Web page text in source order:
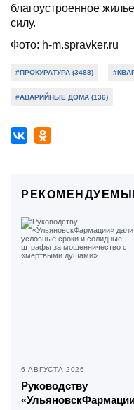
благоустроенное
силу.
Фото: h-m.spravker.ru
#ПРОКУРАТУРА (3488)
#АВАРИЙНЫЕ ДОМА (136)
6 АВГУСТА 2026
Руководству